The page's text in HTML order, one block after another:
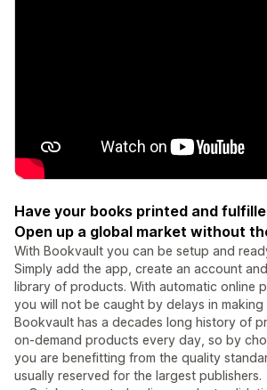
Have your books printed and
Open up a global market without
With Bookvault you can be setup and
Simply add the app, create an account
library of products. With automatic online
you will not be caught by delays in making
Bookvault has a decades long history of
on-demand products every day, so by
you are benefitting from the quality
usually reserved for the largest publishers.